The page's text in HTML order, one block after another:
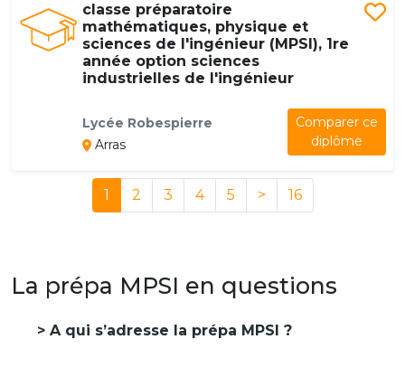
classe préparatoire
mathématiques, physique et
sciences de l'ingénieur (MPSI), 1re
année option sciences
industrielles de l'ingénieur
Lycée Robespierre
Arras
Comparer ce
diplôme
1 2 3 4 5 > 16
La prépa MPSI en questions
A qui s’adresse la prépa MPSI ?